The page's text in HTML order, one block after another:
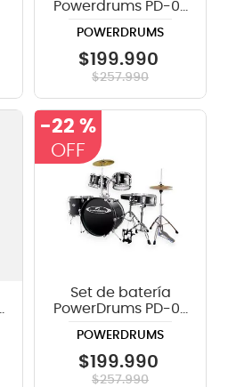
Powerdrums PD-03
POWERDRUMS
$199.990
$257.990
-22 %
Set de batería
PowerDrums PD-03
POWERDRUMS
$199.990
$257.990